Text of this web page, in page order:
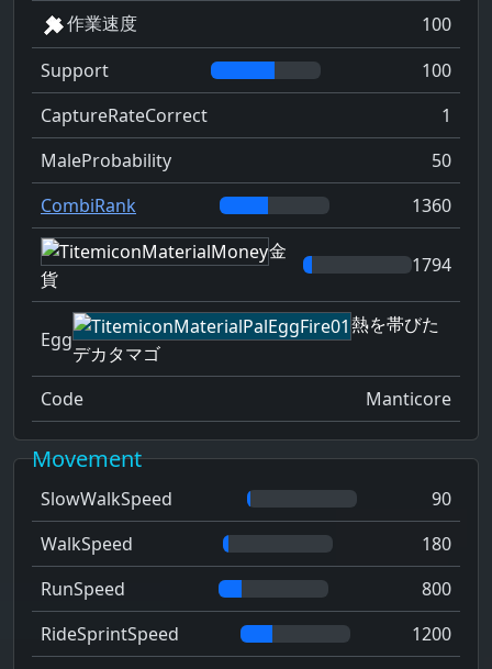
作業速度
100
Support
100
CaptureRateCorrect
1
MaleProbability
50
CombiRank
1360
金
貨
1794
Egg
熱を帯びた
デカタマゴ
Code
Manticore
Movement
SlowWalkSpeed
90
WalkSpeed
180
RunSpeed
800
RideSprintSpeed
1200